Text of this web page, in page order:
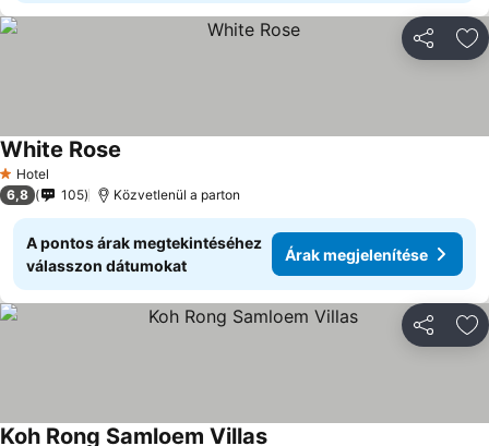
1 Kategória
Hotel
White Rose
6,8 105 Közvetlenül a parton
A pontos árak megtekintéséhez
válasszon dátumokat
Árak megjelenítése
Koh Rong Samloem Villas